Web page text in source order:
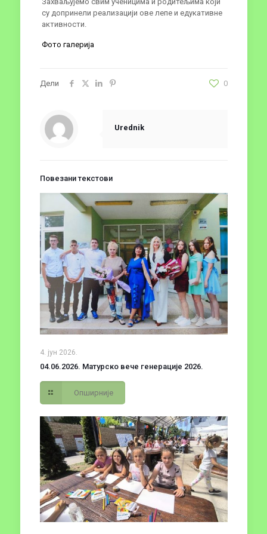
су допринели реализацији ове лепе и едукативне
активности.
Фото галерија
Дели 0
Urednik
Повезани текстови
4. јун 2026.
04.06.2026. Матурско вече генерације 2026.
Опширније